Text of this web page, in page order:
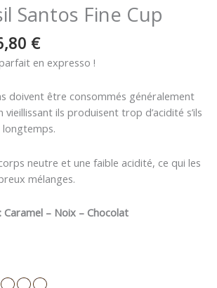
Santos Fine Cup
€
en expresso !
doivent être consommés généralement
vieillissant ils produisent trop d’acidité s’ils
neutre et une faible acidité, ce qui les
mélanges.
– Noix – Chocolat